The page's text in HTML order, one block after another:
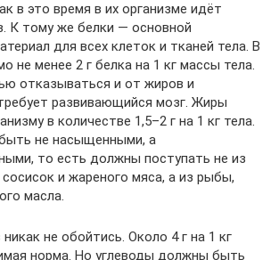
в это время в их организме идёт
К тому же белки — основной
для всех клеток и тканей тела. В
не менее 2 г белка на 1 кг массы тела.
отказываться и от жиров и
развивающийся мозг. Жиры
в количестве 1,5–2 г на 1 кг тела.
не насыщенными, а
то есть должны поступать не из
и жареного мяса, а из рыбы,
масла.
не обойтись. Около 4 г на 1 кг
норма. Но углеводы должны быть